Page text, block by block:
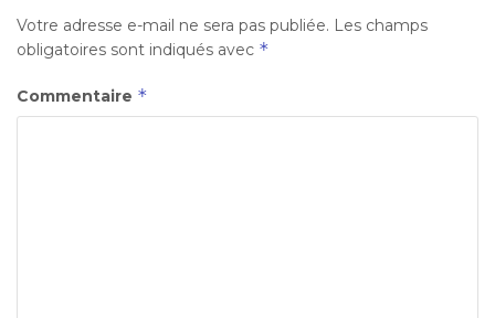
Votre adresse e-mail ne sera pas publiée. Les champs
obligatoires sont indiqués avec *
Commentaire *